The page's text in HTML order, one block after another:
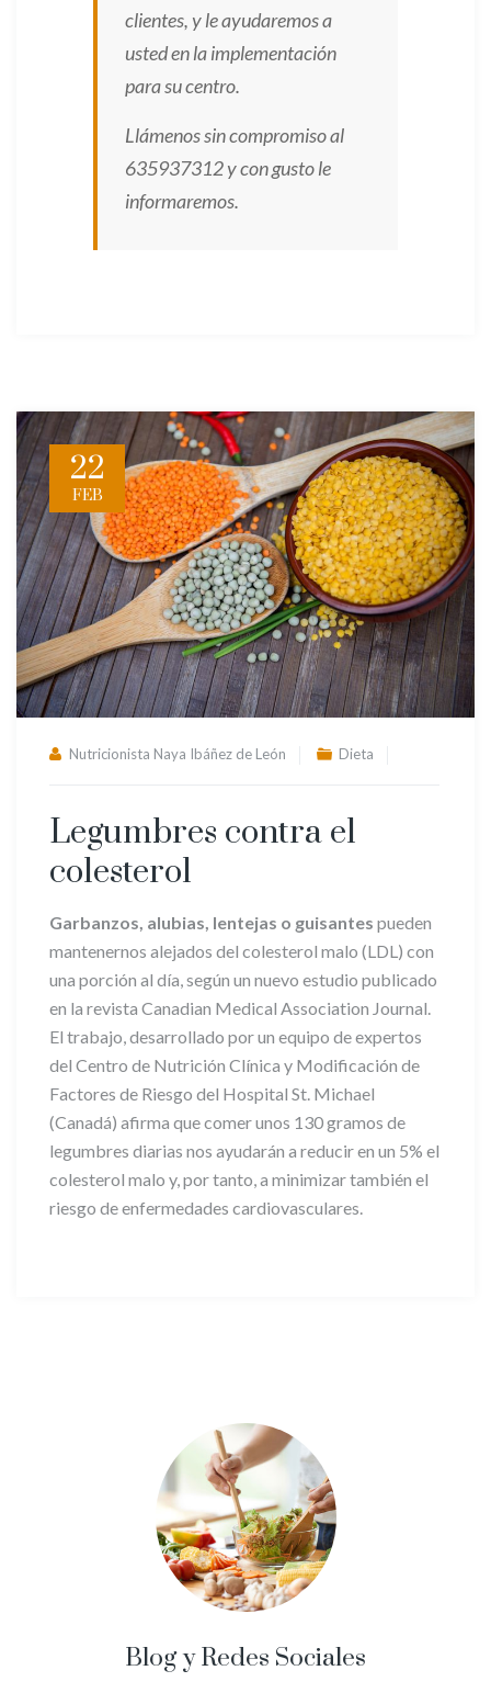
clientes, y le ayudaremos a
usted en la implementación
para su centro.
Llámenos sin compromiso al
635937312 y con gusto le
informaremos.
22
FEB
Nutricionista Naya Ibáñez de León Dieta
Legumbres contra el
colesterol
Garbanzos, alubias, lentejas o guisantes pueden
mantenernos alejados del colesterol malo (LDL) con
una porción al día, según un nuevo estudio publicado
en la revista Canadian Medical Association Journal.
El trabajo, desarrollado por un equipo de expertos
del Centro de Nutrición Clínica y Modificación de
Factores de Riesgo del Hospital St. Michael
(Canadá) afirma que comer unos 130 gramos de
legumbres diarias nos ayudarán a reducir en un 5% el
colesterol malo y, por tanto, a minimizar también el
riesgo de enfermedades cardiovasculares.
Blog y Redes Sociales